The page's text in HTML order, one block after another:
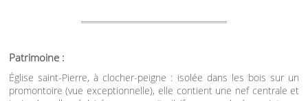
Patrimoine :
Église saint-Pierre, à clocher-peigne : isolée dans les bois sur un
promontoire (vue exceptionnelle), elle contient une nef centrale et